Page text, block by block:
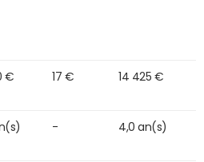
€ 17 € 14 425 €
- 4,0 an(s)